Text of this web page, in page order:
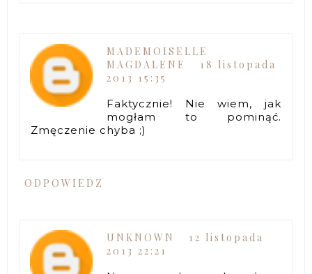
MADEMOISELLE
MAGDALENE
18 listopada
2013 15:35
Faktycznie! Nie wiem, jak
mogłam to pominąć.
Zmęczenie chyba ;)
ODPOWIEDZ
UNKNOWN
12 listopada
2013 22:21